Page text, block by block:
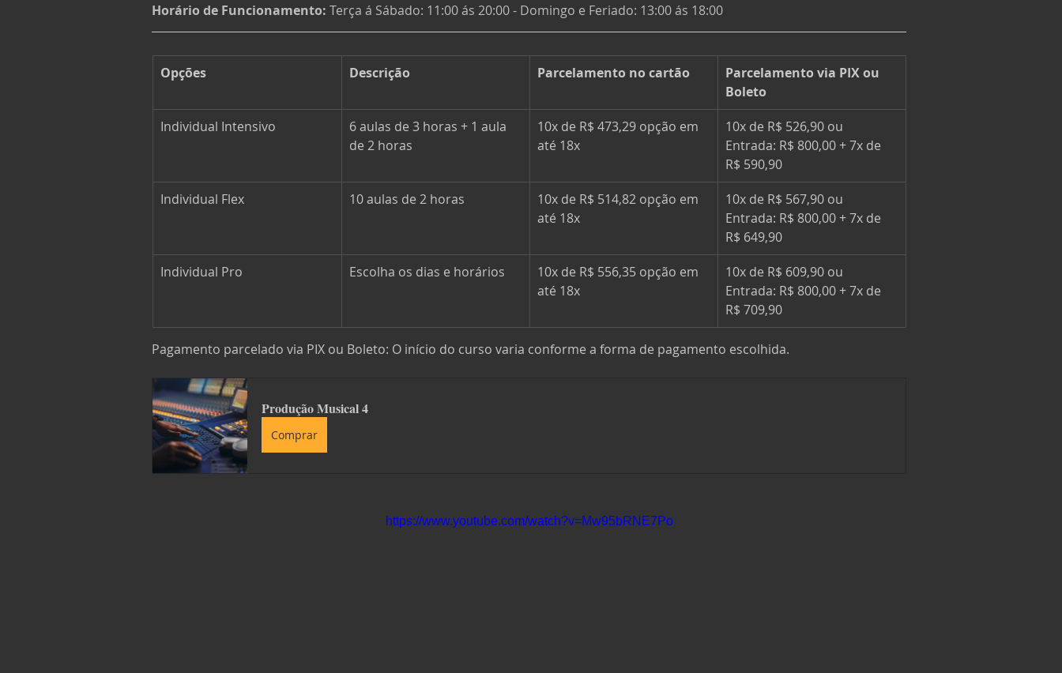
Horário de Funcionamento: Terça á Sábado: 11:00 ás 20:00 - Domingo e Feriado: 13:00 ás 18:00
Opções Descrição Parcelamento no cartão
Parcelamento via PIX ou
Boleto
Individual Intensivo
6 aulas de 3 horas + 1 aula
de 2 horas
10x de R$ 473,29 opção em
até 18x
10x de R$ 526,90 ou
Entrada: R$ 800,00 + 7x de
R$ 590,90
Individual Flex
10 aulas de 2 horas
10x de R$ 514,82 opção em
até 18x
10x de R$ 567,90 ou
Entrada: R$ 800,00 + 7x de
R$ 649,90
Individual Pro
Escolha os dias e horários
10x de R$ 556,35 opção em
até 18x
10x de R$ 609,90 ou
Entrada: R$ 800,00 + 7x de
R$ 709,90
Pagamento parcelado via PIX ou Boleto: O início do curso varia conforme a forma de pagamento escolhida.
Produção Musical 4
Comprar
https://www.youtube.com/watch?v=Mw95bRNE7Po